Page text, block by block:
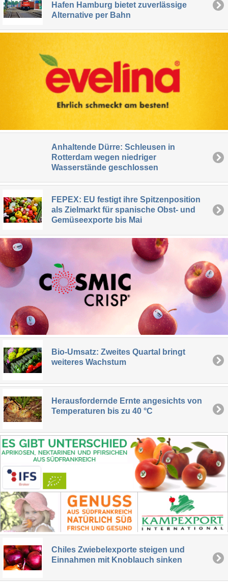
Hafen Hamburg bietet zuverlässige
Alternative per Bahn
Anhaltende Dürre: Schleusen in
Rotterdam wegen niedriger
Wasserstände geschlossen
FEPEX: EU festigt ihre Spitzenposition
als Zielmarkt für spanische Obst- und
Gemüseexporte bis Mai
Bio-Umsatz: Zweites Quartal bringt
weiteres Wachstum
Herausfordernde Ernte angesichts von
Temperaturen bis zu 40 °C
Chiles Zwiebelexporte steigen und
Einnahmen mit Knoblauch sinken